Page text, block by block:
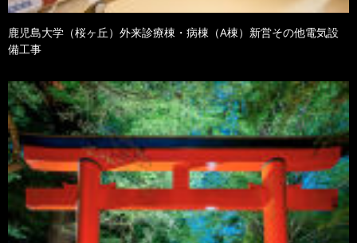
鹿児島大学（桜ヶ丘）外来診療棟・病棟（A棟）新営その他電気設
備工事